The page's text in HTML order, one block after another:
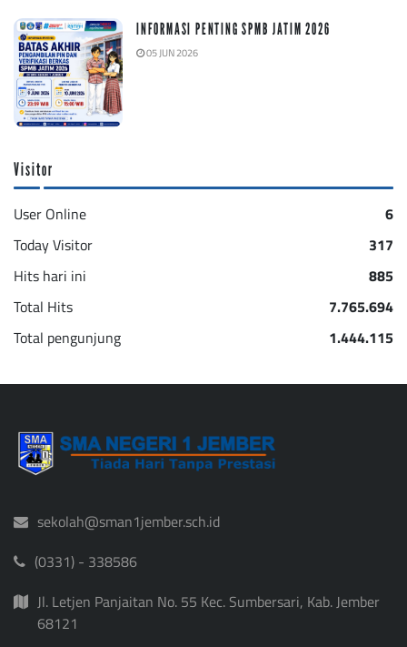
INFORMASI PENTING SPMB JATIM 2026
05 JUN 2026
Visitor
User Online
6
Today Visitor
317
Hits hari ini
885
Total Hits
7.765.694
Total pengunjung
1.444.115
sekolah@sman1jember.sch.id
(0331) - 338586
Jl. Letjen Panjaitan No. 55 Kec. Sumbersari, Kab. Jember
68121